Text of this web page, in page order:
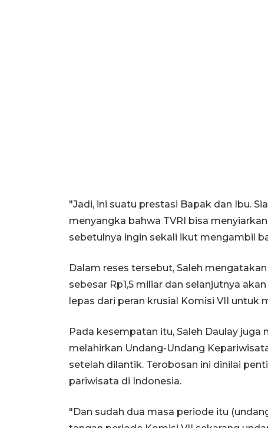
"Jadi, ini suatu prestasi Bapak dan Ibu.
menyangka bahwa TVRI bisa
sebetulnya ingin sekali ikut mengambil
Dalam reses tersebut, Saleh
sebesar Rp1,5 miliar dan selanjutnya
lepas dari peran krusial Komisi VII untuk
Pada kesempatan itu, Saleh Daulay
melahirkan Undang-Undang
setelah dilantik. Terobosan ini dinilai
pariwisata di Indonesia.
"Dan sudah dua masa periode itu